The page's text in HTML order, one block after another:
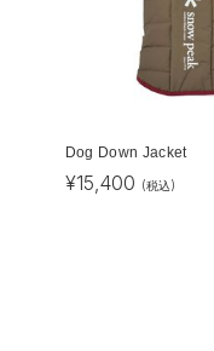
Dog Down Jacket
¥15,400 (税込)